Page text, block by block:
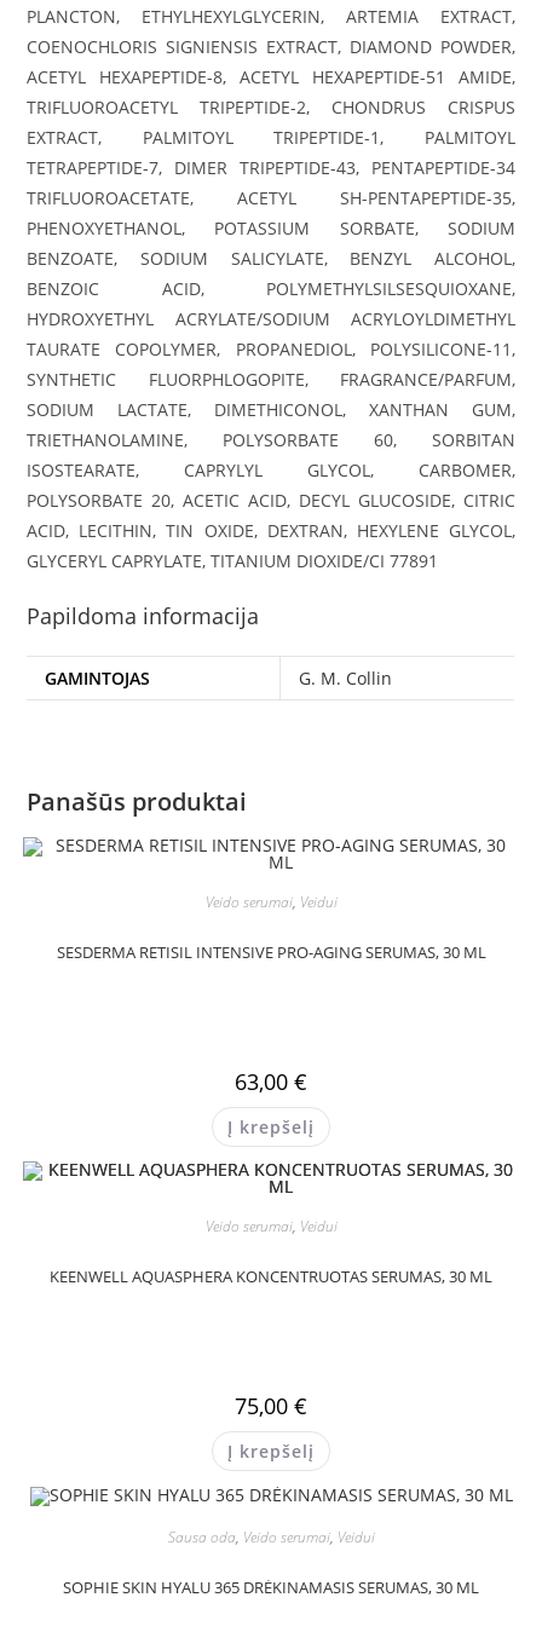
PLANCTON, ETHYLHEXYLGLYCERIN, ARTEMIA EXTRACT,
COENOCHLORIS SIGNIENSIS EXTRACT, DIAMOND POWDER,
ACETYL HEXAPEPTIDE-8, ACETYL HEXAPEPTIDE-51 AMIDE,
TRIFLUOROACETYL TRIPEPTIDE-2, CHONDRUS CRISPUS
EXTRACT, PALMITOYL TRIPEPTIDE-1, PALMITOYL
TETRAPEPTIDE-7, DIMER TRIPEPTIDE-43, PENTAPEPTIDE-34
TRIFLUOROACETATE, ACETYL SH-PENTAPEPTIDE-35,
PHENOXYETHANOL, POTASSIUM SORBATE, SODIUM
BENZOATE, SODIUM SALICYLATE, BENZYL ALCOHOL,
BENZOIC ACID, POLYMETHYLSILSESQUIOXANE,
HYDROXYETHYL ACRYLATE/SODIUM ACRYLOYLDIMETHYL
TAURATE COPOLYMER, PROPANEDIOL, POLYSILICONE-11,
SYNTHETIC FLUORPHLOGOPITE, FRAGRANCE/PARFUM,
SODIUM LACTATE, DIMETHICONOL, XANTHAN GUM,
TRIETHANOLAMINE, POLYSORBATE 60, SORBITAN
ISOSTEARATE, CAPRYLYL GLYCOL, CARBOMER,
POLYSORBATE 20, ACETIC ACID, DECYL GLUCOSIDE, CITRIC
ACID, LECITHIN, TIN OXIDE, DEXTRAN, HEXYLENE GLYCOL,
GLYCERYL CAPRYLATE, TITANIUM DIOXIDE/CI 77891
Papildoma informacija
GAMINTOJAS G. M. Collin
Panašūs produktai
Veido serumai, Veidui
SESDERMA RETISIL INTENSIVE PRO-AGING SERUMAS, 30 ML
63,00 €
Į krepšelį
Veido serumai, Veidui
KEENWELL AQUASPHERA KONCENTRUOTAS SERUMAS, 30 ML
75,00 €
Į krepšelį
Sausa oda, Veido serumai, Veidui
SOPHIE SKIN HYALU 365 DRĖKINAMASIS SERUMAS, 30 ML